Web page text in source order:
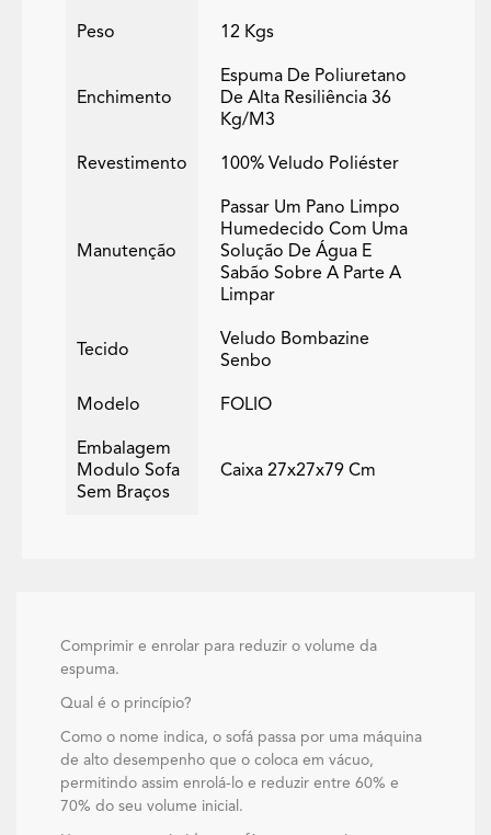
Peso 12 Kgs
Enchimento
Espuma De Poliuretano
De Alta Resiliência 36
Kg/m3
Revestimento 100% Veludo Poliéster
Manutenção
Passar Um Pano Limpo
Humedecido Com Uma
Solução De Água E
Sabão Sobre A Parte A
Limpar
Tecido
Veludo Bombazine
Senbo
Modelo FOLIO
Embalagem
Modulo Sofa
Sem Braços
Caixa 27x27x79 Cm
Comprimir e enrolar para reduzir o volume da
espuma.
Qual é o princípio?
Como o nome indica, o sofá passa por uma máquina
de alto desempenho que o coloca em vácuo,
permitindo assim enrolá-lo e reduzir entre 60% e
70% do seu volume inicial.